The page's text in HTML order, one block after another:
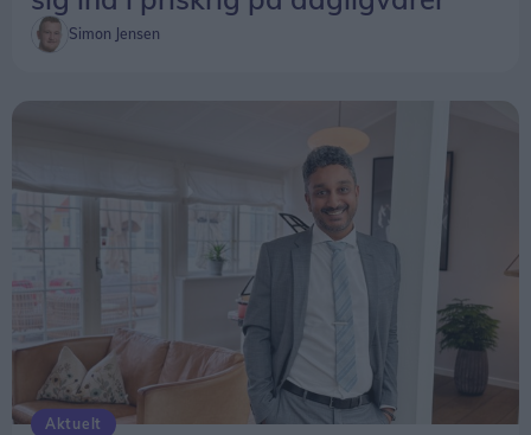
Simon Jensen
Aktuelt